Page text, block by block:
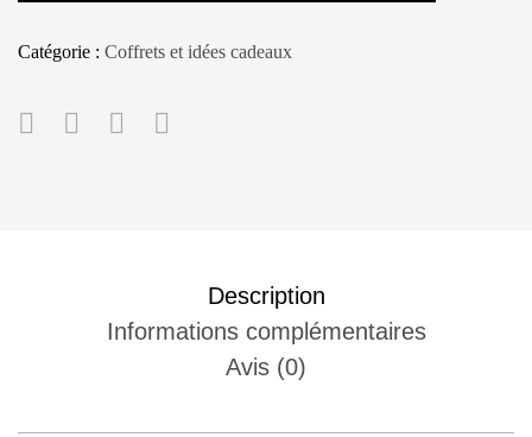
Catégorie : Coffrets et idées cadeaux
Description
Informations complémentaires
Avis (0)